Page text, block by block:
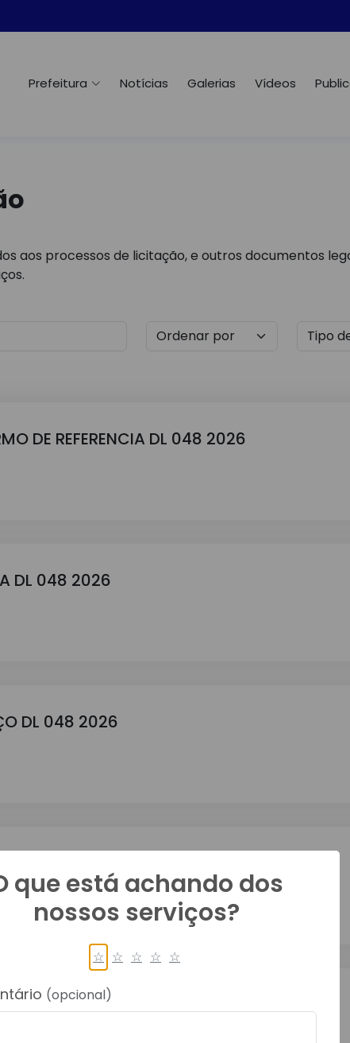
Prefeitura Notícias Galerias Vídeos
aos processos de licitação, e outros documentos
DE REFERENCIA DL 048 2026
DL 048 2026
DL 048 2026
DL 048 2026
DE RESULTADO FINAL DL 046 2026
que está achando dos
nossos serviços?
☆ ☆ ☆ ☆ ☆
(opcional)